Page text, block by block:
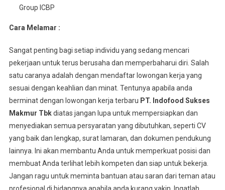
Group ICBP
Cara Melamar :
Sangat penting bagi setiap individu yang sedang mencari
pekerjaan untuk terus berusaha dan memperbaharui diri. Salah
satu caranya adalah dengan mendaftar lowongan kerja yang
sesuai dengan keahlian dan minat. Tentunya apabila anda
berminat dengan lowongan kerja terbaru PT. Indofood Sukses
Makmur Tbkdiatas jangan lupa untuk mempersiapkan dan
menyediakan semua persyaratan yang dibutuhkan, seperti CV
yang baik dan lengkap, surat lamaran, dan dokumen pendukung
lainnya. Ini akan membantu Anda untuk memperkuat posisi dan
membuat Anda terlihat lebih kompeten dan siap untuk bekerja.
Jangan ragu untuk meminta bantuan atau saran dari teman atau